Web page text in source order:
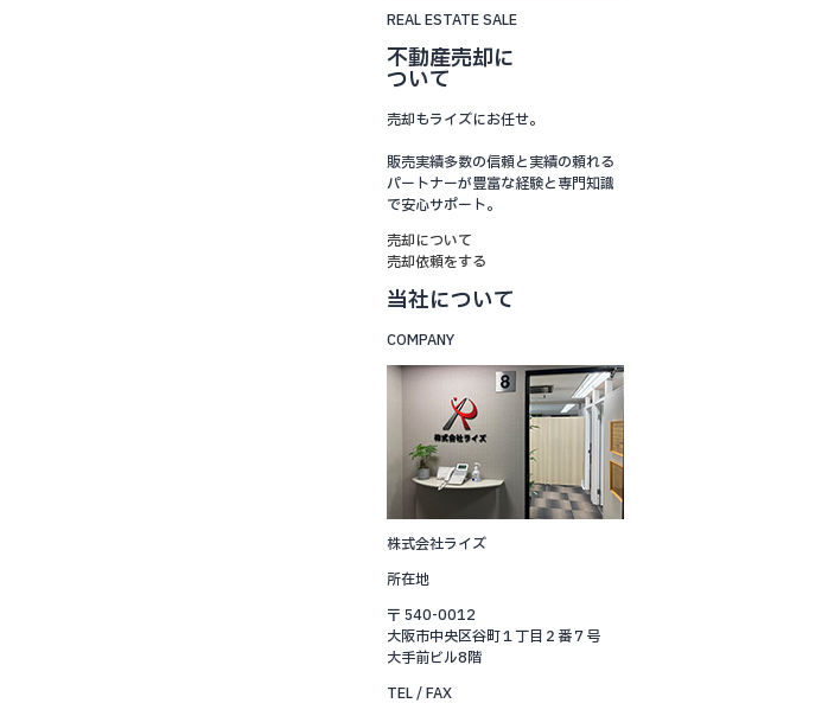
REAL ESTATE SALE
不動産売却に
ついて
売却もライズにお任せ。
販売実績多数の信頼と実績の頼れる
パートナーが豊富な経験と専門知識
で安心サポート。
売却について
売却依頼をする
当社について
COMPANY
株式会社ライズ
所在地
〒 540-0012
大阪市中央区谷町１丁目２番７号
大手前ビル8階
TEL / FAX